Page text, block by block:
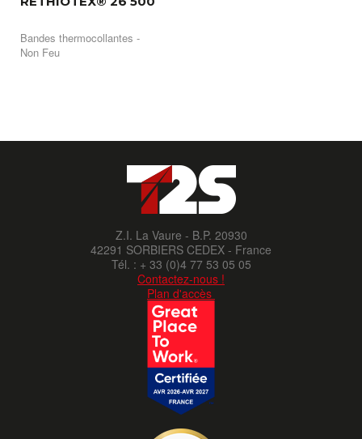
Bandes thermocollantes -
Non Feu
Z.I. La Vaure - B.P. 20930
42291 SORBIERS CEDEX - France
Tél. : + 33 (0)4 77 53 05 05
Contactez-nous !
Plan d'accès